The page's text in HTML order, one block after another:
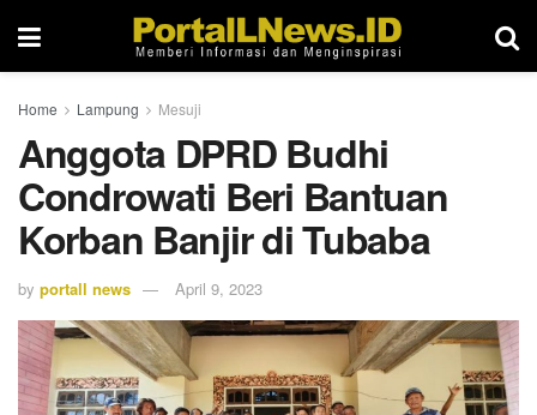
Home Lampung Mesuji
Anggota DPRD Budhi
Condrowati Beri Bantuan
Korban Banjir di Tubaba
by portall news April 9, 2023